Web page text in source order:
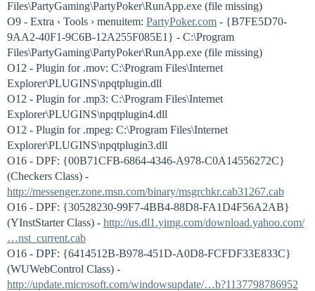
Files\PartyGaming\PartyPoker\RunApp.exe (file missing)
O9 - Extra ‹ Tools › menuitem: PartyPoker.com - {B7FE5D70-
9AA2-40F1-9C6B-12A255F085E1} - C:\Program
Files\PartyGaming\PartyPoker\RunApp.exe (file missing)
O12 - Plugin for .mov: C:\Program Files\Internet
Explorer\PLUGINS\npqtplugin.dll
O12 - Plugin for .mp3: C:\Program Files\Internet
Explorer\PLUGINS\npqtplugin4.dll
O12 - Plugin for .mpeg: C:\Program Files\Internet
Explorer\PLUGINS\npqtplugin3.dll
O16 - DPF: {00B71CFB-6864-4346-A978-C0A14556272C}
(Checkers Class) -
http://messenger.zone.msn.com/binary/msgrchkr.cab31267.cab
O16 - DPF: {30528230-99F7-4BB4-88D8-FA1D4F56A2AB}
(YInstStarter Class) - http://us.dl1.yimg.com/download.yahoo.com/
…nst_current.cab
O16 - DPF: {6414512B-B978-451D-A0D8-FCFDF33E833C}
(WUWebControl Class) -
http://update.microsoft.com/windowsupdate/…b?1137798786952